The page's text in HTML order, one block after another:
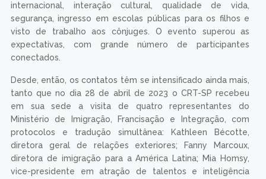
internacional, interação cultural, qualidade de vida,
segurança, ingresso em escolas públicas para os filhos e
visto de trabalho aos cônjuges. O evento superou as
expectativas, com grande número de participantes
conectados.
Desde, então, os contatos têm se intensificado ainda mais,
tanto que no dia 28 de abril de 2023 o CRT-SP recebeu
em sua sede a visita de quatro representantes do
Ministério de Imigração, Francisação e Integração, com
protocolos e tradução simultânea: Kathleen Bécotte,
diretora geral de relações exteriores; Fanny Marcoux,
diretora de imigração para a América Latina; Mia Homsy,
vice-presidente em atração de talentos e inteligência